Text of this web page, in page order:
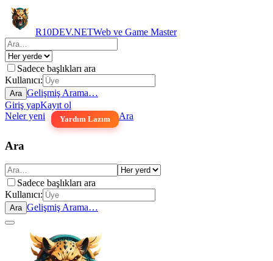
R10DEV.NETWeb ve Game Master
Sadece başlıkları ara
Kullanıcı:
Ara Gelişmiş Arama…
Giriş yapKayıt ol
Neler yeni
Yardım Lazım Ara
Ara
Sadece başlıkları ara
Kullanıcı:
Ara Gelişmiş Arama…